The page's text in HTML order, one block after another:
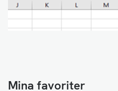
Mina favoriter